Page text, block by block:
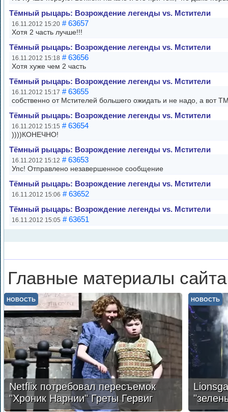
Тёмный рыцарь: Возрождение легенды vs. Мстители
16.11.2012 15:20 # 63657
Хотя 2 часть лучше!!!
Тёмный рыцарь: Возрождение легенды vs. Мстители
16.11.2012 15:18 # 63656
Хотя хуже чем 2 часть
Тёмный рыцарь: Возрождение легенды vs. Мстители
16.11.2012 15:17 # 63655
собственно от Мстителей большего ожидать и не надо, а вот
Тёмный рыцарь: Возрождение легенды vs. Мстители
16.11.2012 15:15 # 63654
))))КОНЕЧНО!
Тёмный рыцарь: Возрождение легенды vs. Мстители
16.11.2012 15:12 # 63653
Упс! Отправлено незавершенное сообщение
Тёмный рыцарь: Возрождение легенды vs. Мстители
16.11.2012 15:06 # 63652
Тёмный рыцарь: Возрождение легенды vs. Мстители
16.11.2012 15:05 # 63651
Главные материалы
Netflix потребовал пересъемок
"Хроник Нарнии" Греты Гервиг
НОВОСТЬ НОВОСТЬ